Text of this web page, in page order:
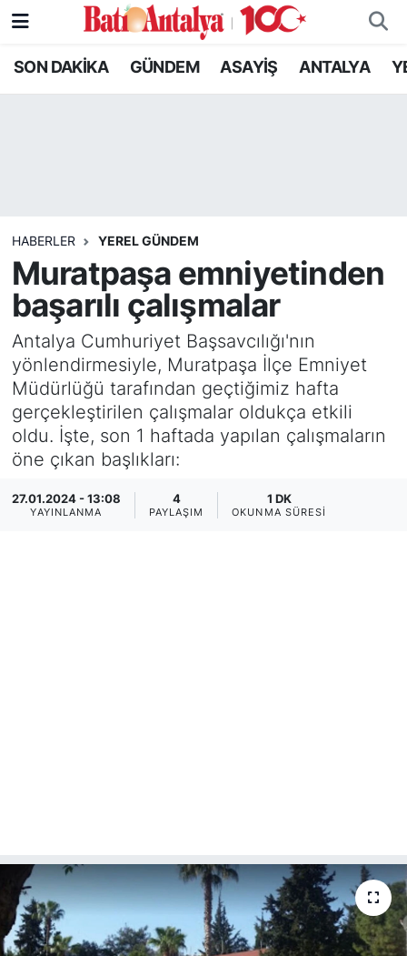
SON DAKİKA GÜNDEM ASAYİŞ ANTALYA
HABERLER YEREL GÜNDEM
Muratpaşa emniyetinden
başarılı çalışmalar
Antalya Cumhuriyet Başsavcılığı'nın
yönlendirmesiyle, Muratpaşa İlçe Emniyet
Müdürlüğü tarafından geçtiğimiz hafta
gerçekleştirilen çalışmalar oldukça etkili
oldu. İşte, son 1 haftada yapılan çalışmaların
öne çıkan başlıkları:
27.01.2024 - 13:08
YAYINLANMA
4
PAYLAŞIM
1 DK
OKUNMA SÜRESI
SON DAKİKA
RESMİ İLANLAR
EKONOMİ
Nöbetçi Eczaneler
Son Dakika Haberleri
Haber Arşivi